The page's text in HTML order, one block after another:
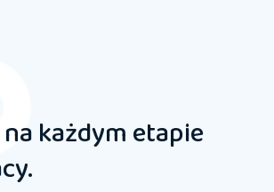
każdym etapie